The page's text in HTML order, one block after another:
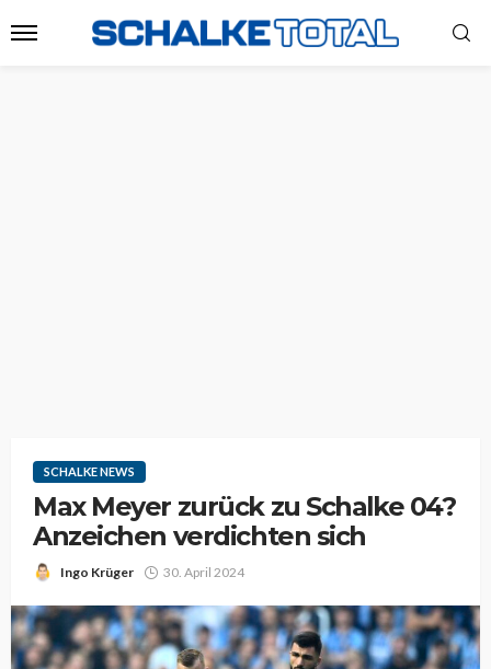
SCHALKE NEWS
Max Meyer zurück zu Schalke 04?
Anzeichen verdichten sich
Ingo Krüger 30. April 2024